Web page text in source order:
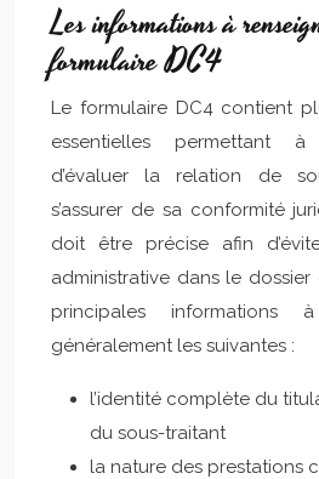
Les informations à
formulaire DC4
Le formulaire DC4 contient
essentielles permettant à
d’évaluer la relation de
s’assurer de sa conformité
doit être précise afin
administrative dans le
principales informations
généralement les suivantes :
l’identité complète du
du sous-traitant
la nature des prestations